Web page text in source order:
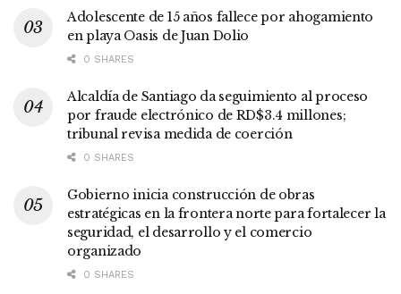
Adolescente de 15 años fallece por ahogamiento
en playa Oasis de Juan Dolio
0 SHARES
Alcaldía de Santiago da seguimiento al proceso
por fraude electrónico de RD$3.4 millones;
tribunal revisa medida de coerción
0 SHARES
Gobierno inicia construcción de obras
estratégicas en la frontera norte para fortalecer la
seguridad, el desarrollo y el comercio
organizado
0 SHARES